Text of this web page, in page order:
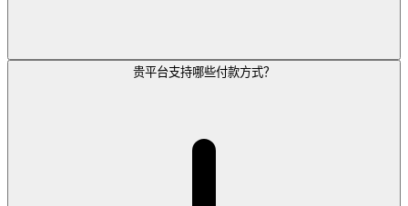
贵平台支持哪些付款方式？